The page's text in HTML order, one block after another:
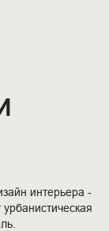
интерьера -